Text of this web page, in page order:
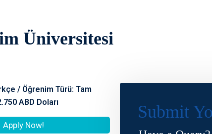
Üniversitesi
/ Öğrenim Türü: Tam
ABD Doları
Apply Now!
Submit